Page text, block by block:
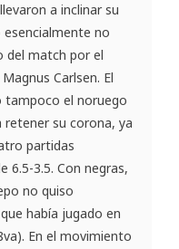
a inclinar su
no
del match por el
Carlsen. El
el noruego
retener su corona, ya
partidas
6.5-3.5. Con negras,
no quiso
había jugado en
En el movimiento